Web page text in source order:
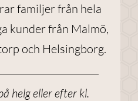
familjer från hela
kunder från Malmö,
och Helsingborg.
helg eller efter kl.